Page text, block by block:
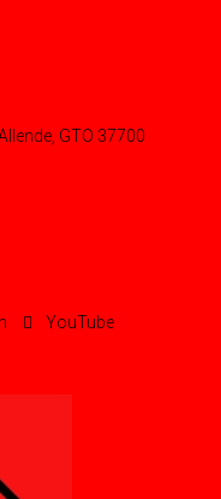
GTO 37700
YouTube